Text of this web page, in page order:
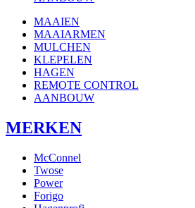
MAAIEN
MAAIARMEN
MULCHEN
KLEPELEN
HAGEN
REMOTE CONTROL
AANBOUW
MERKEN
McConnel
Twose
Power
Forigo